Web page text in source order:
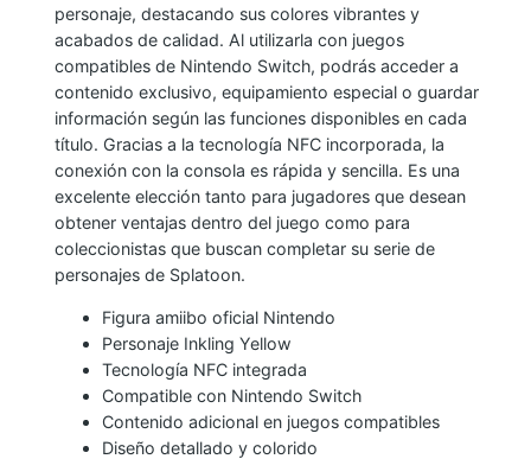
personaje, destacando sus colores vibrantes y
acabados de calidad. Al utilizarla con juegos
compatibles de Nintendo Switch, podrás acceder a
contenido exclusivo, equipamiento especial o guardar
información según las funciones disponibles en cada
título. Gracias a la tecnología NFC incorporada, la
conexión con la consola es rápida y sencilla. Es una
excelente elección tanto para jugadores que desean
obtener ventajas dentro del juego como para
coleccionistas que buscan completar su serie de
personajes de Splatoon.
Figura amiibo oficial Nintendo
Personaje Inkling Yellow
Tecnología NFC integrada
Compatible con Nintendo Switch
Contenido adicional en juegos compatibles
Diseño detallado y colorido